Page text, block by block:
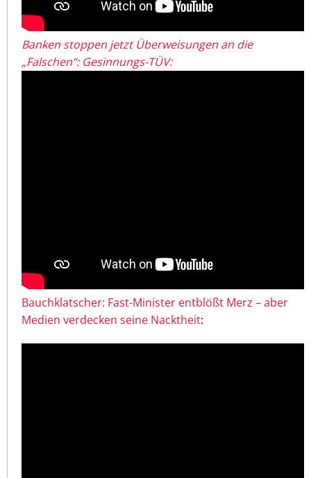
Banken stoppen jetzt Überweisungen an die
„Falschen“: Gesinnungs-TÜV:
Bauchklatscher: Fast-Minister entblößt Merz – aber
Medien verdecken seine Nacktheit: